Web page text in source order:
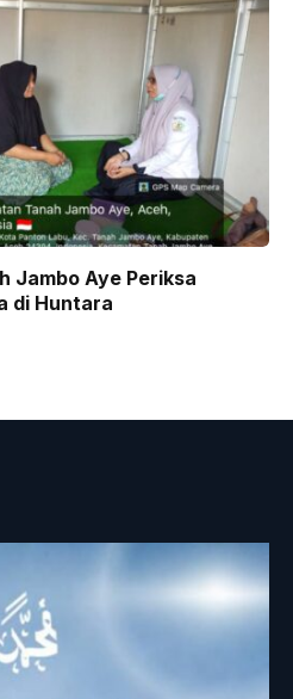
Jambo Aye Periksa
di Huntara